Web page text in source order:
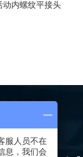
四氟金属软管
服人员不在
息，我们会